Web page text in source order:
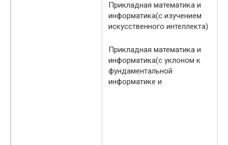
Прикладная математика и
информатика(с изучением
искусственного интеллекта)
Прикладная математика и
информатика(с уклоном к
фундаментальной
информатике и